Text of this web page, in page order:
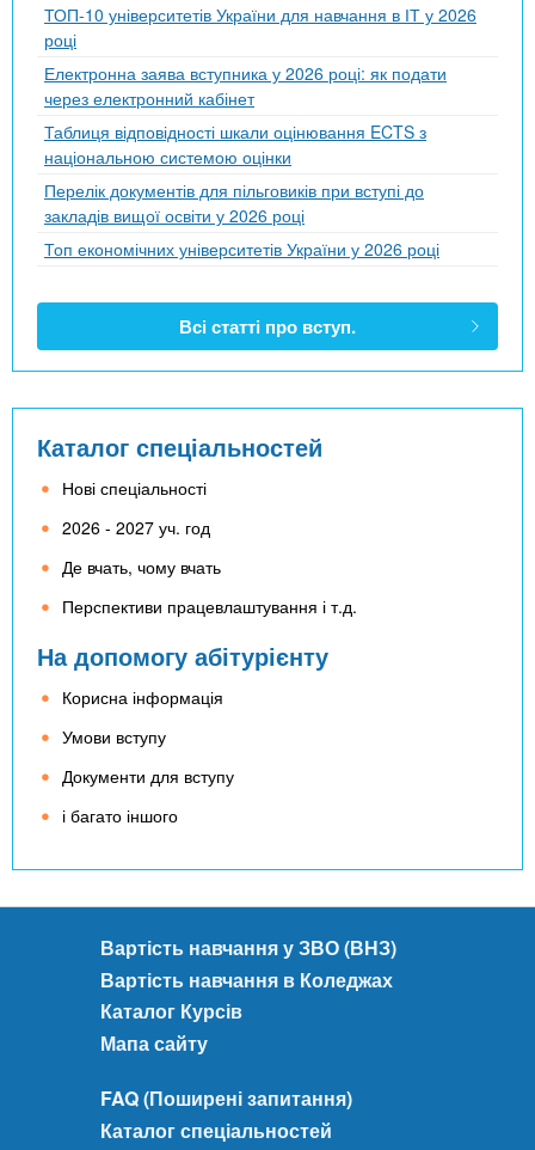
ТОП-10 університетів України для навчання в ІТ у 2026
році
Електронна заява вступника у 2026 році: як подати
через електронний кабінет
Таблиця відповідності шкали оцінювання ECTS з
національною системою оцінки
Перелік документів для пільговиків при вступі до
закладів вищої освіти у 2026 році
Топ економічних університетів України у 2026 році
Всі статті про вступ.
Каталог спеціальностей
Нові спеціальності
2026 - 2027 уч. год
Де вчать, чому вчать
Перспективи працевлаштування і т.д.
На допомогу абітурієнту
Корисна інформація
Умови вступу
Документи для вступу
і багато іншого
Вартість навчання у ЗВО (ВНЗ)
Вартість навчання в Коледжах
Каталог Курсів
Мапа сайту
FAQ (Поширені запитання)
Каталог спеціальностей